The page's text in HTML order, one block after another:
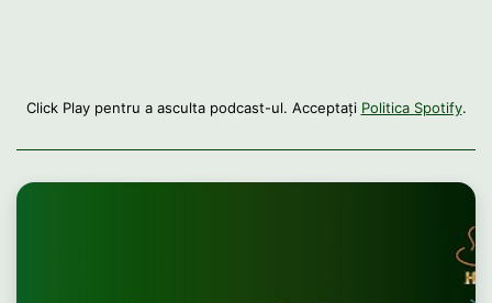
Click Play pentru a asculta podcast-ul. Acceptați Politica Spotify.